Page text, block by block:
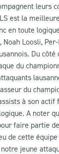
leurs
est la
en toute
Noah Loosli,
Du côté
du
du
à son
A noter
faire partie
de cette
jeune